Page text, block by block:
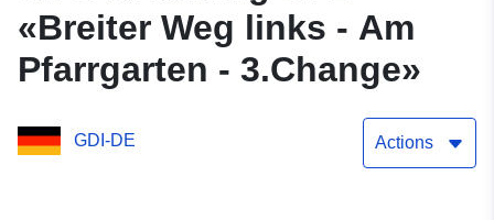
«Breiter Weg links - Am
Pfarrgarten - 3.Change»
GDI-DE Actions